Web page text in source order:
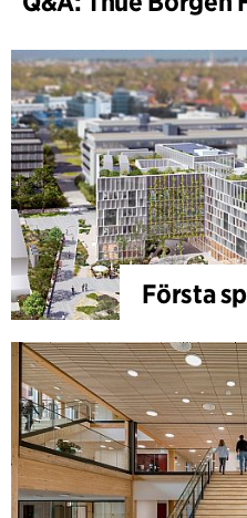
Första